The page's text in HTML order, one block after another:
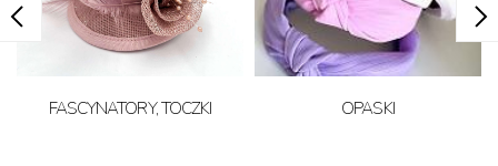
FASCYNATORY, TOCZKI OPASKI